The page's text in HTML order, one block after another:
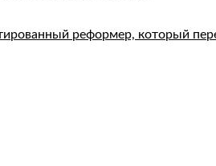
реформер, который